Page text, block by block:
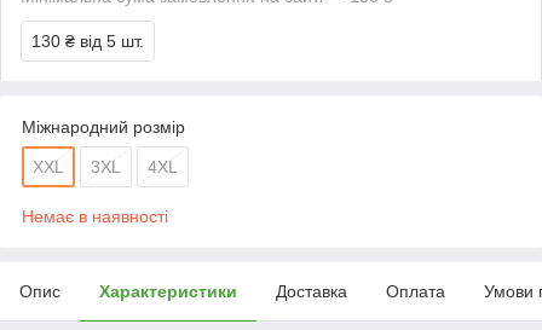
130 ₴ від 5 шт.
Міжнародний розмір
XXL 3XL 4XL
Немає в наявності
Опис Характеристики Доставка Оплата Умови